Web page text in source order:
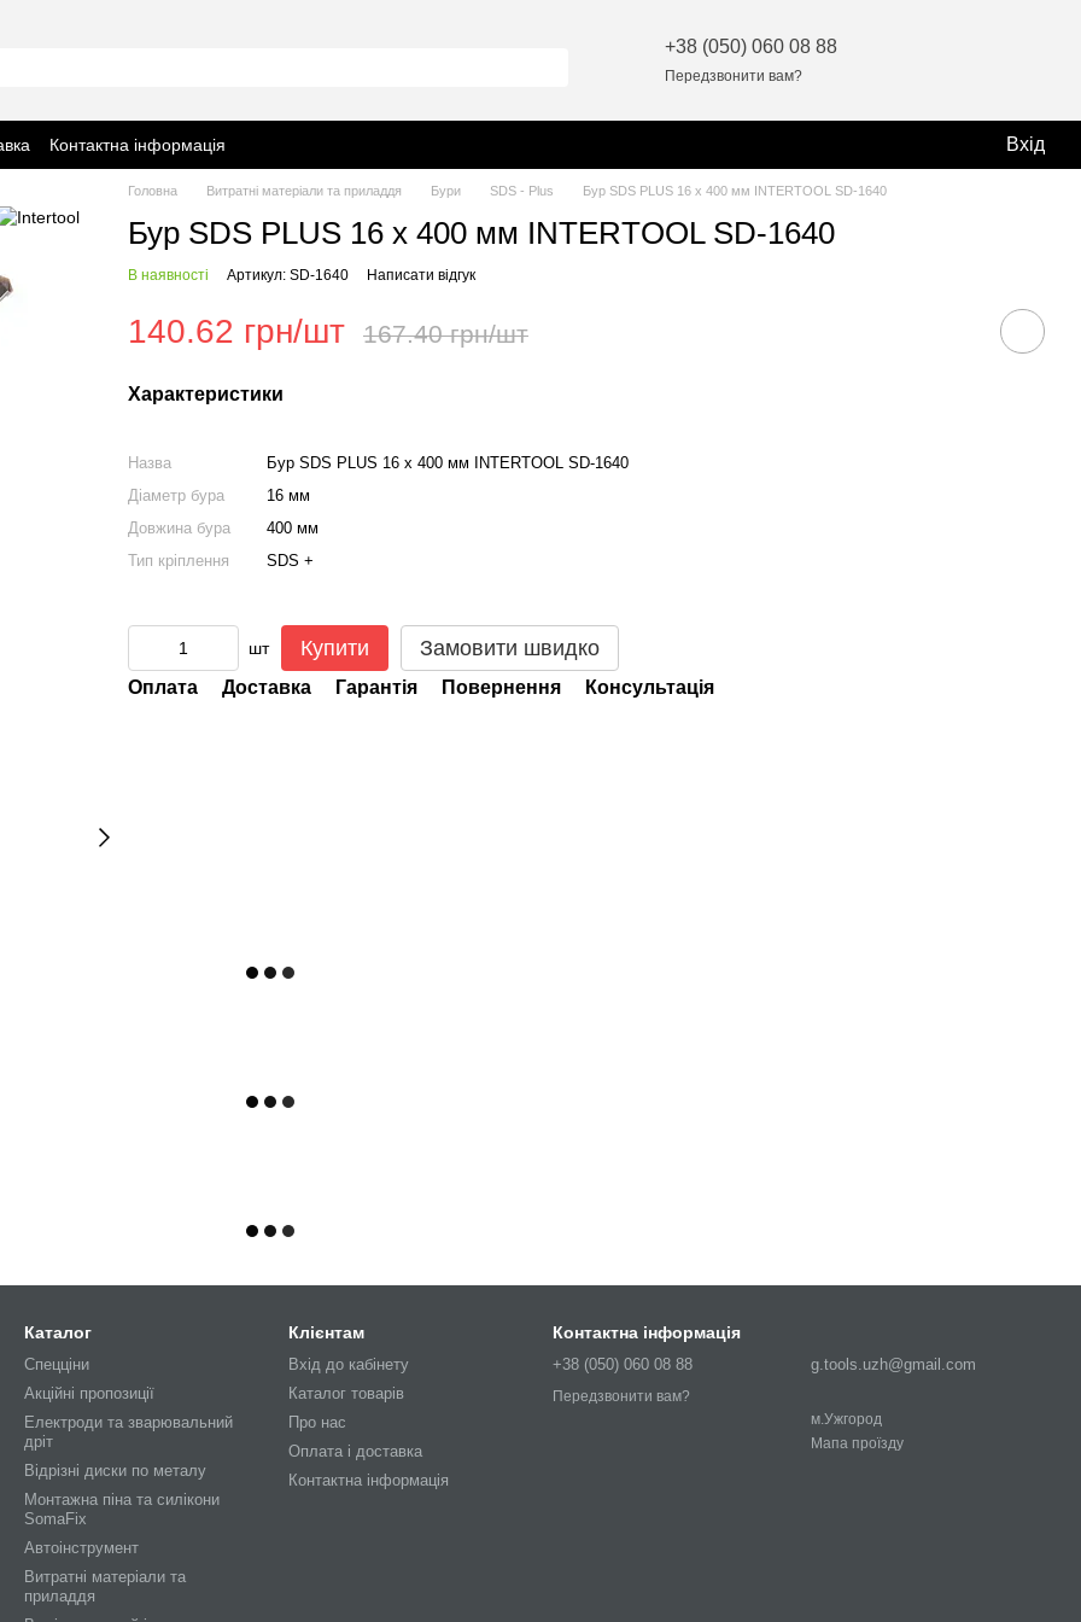
+38 (050) 060 08 88
Передзвонити вам?
Контактна інформація Вхід
Головна Витратні матеріали та приладдя Бури SDS - Plus Бур SDS PLUS 16 x 400 мм INTERTOOL SD-1640
Бур SDS PLUS 16 x 400 мм INTERTOOL SD-1640
В наявності Артикул: SD-1640 Написати відгук
140.62 грн/шт 167.40 грн/шт
Характеристики
Назва
Бур SDS PLUS 16 x 400 мм INTERTOOL SD-1640
Діаметр бура
16 мм
Довжина бура
400 мм
Тип кріплення
SDS +
шт Купити Замовити швидко
Оплата Доставка Гарантія Повернення Консультація
Каталог
Спецціни
Акційні пропозиції
Електроди та зварювальний
дріт
Відрізні диски по металу
Монтажна піна та силікони
SomaFix
Автоінструмент
Витратні матеріали та
приладдя
Клієнтам
Вхід до кабінету
Каталог товарів
Про нас
Оплата і доставка
Контактна інформація
Контактна інформація
+38 (050) 060 08 88
Передзвонити вам?
g.tools.uzh@gmail.com
м.Ужгород
Мапа проїзду